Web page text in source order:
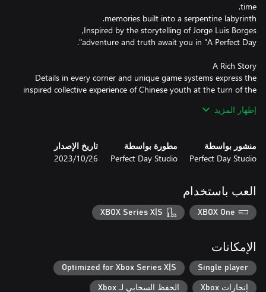
Details in every corner and unique game systems express the
inspired collective experience of Chinese youth at the turn of the
إظهار المزيد
منشور بواسطة
Perfect Day Studio
مطورة بواسطة
Perfect Day Studio
تاريخ الإصدار
26‏/10‏/2023
العب باستخدام
XBOX One
XBOX Series X|S
الإمكانات
Single player
Optimized for Xbox Series X|S
إنجازات Xbox الحفظ السحابي لـ Xbox